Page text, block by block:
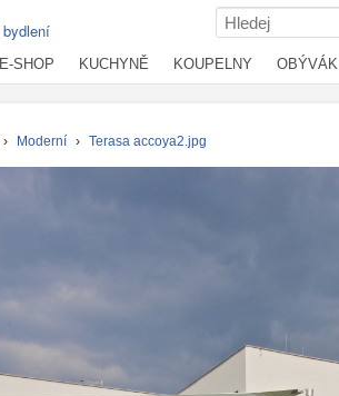
E-SHOP KUCHYNĚ KOUPELNY OBÝVÁK
› Moderní › Terasa accoya2.jpg